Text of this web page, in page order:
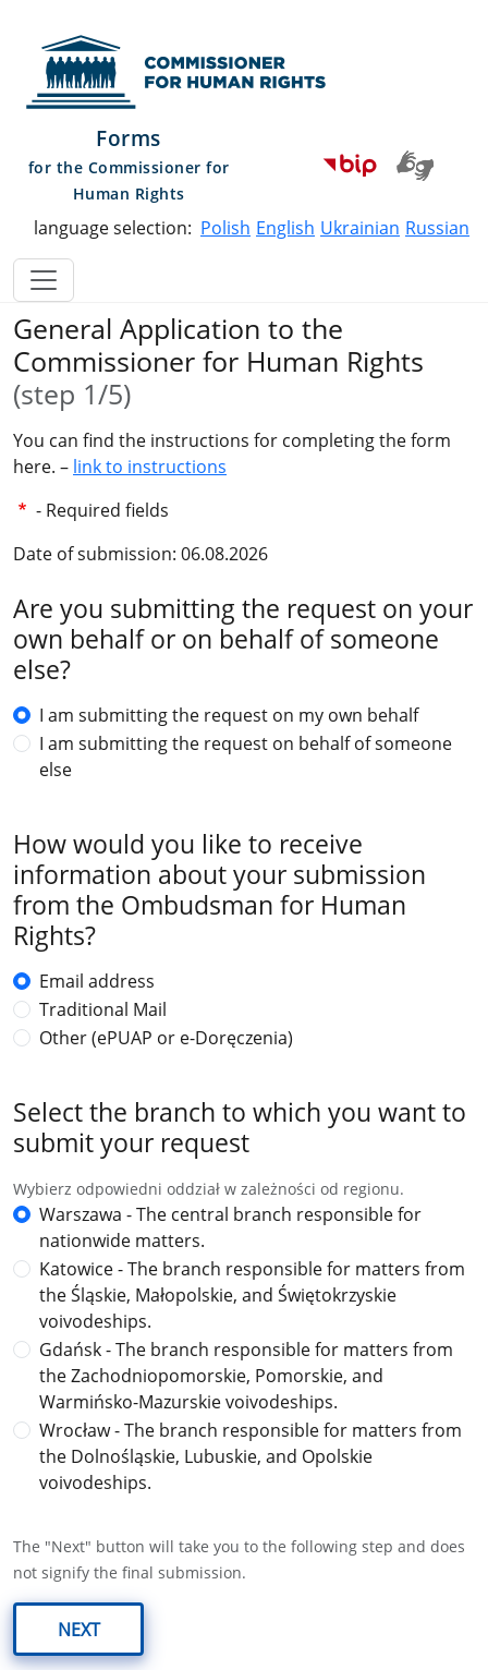
Commissioner for Human
Forms
for the Commissioner for
Human Rights
language selection: Polish English Ukrainian Russian
General Application to the
Commissioner for Human Rights
(step 1/5)
You can find the instructions for completing the form
here. – link to instructions
- Required fields
Date of submission: 06.08.2026
Are you submitting the request on your
own behalf or on behalf of someone
else?
I am submitting the request on my own behalf
I am submitting the request on behalf of someone
else
How would you like to receive
information about your submission
from the Ombudsman for Human
Rights?
Email address
Traditional Mail
Other (ePUAP or e-Doręczenia)
Select the branch to which you want to
submit your request
Wybierz odpowiedni oddział w zależności od regionu.
Warszawa - The central branch responsible for
nationwide matters.
Katowice - The branch responsible for matters from
the Śląskie, Małopolskie, and Świętokrzyskie
voivodeships.
Gdańsk - The branch responsible for matters from
the Zachodniopomorskie, Pomorskie, and
Warmińsko-Mazurskie voivodeships.
Wrocław - The branch responsible for matters from
the Dolnośląskie, Lubuskie, and Opolskie
voivodeships.
The "Next" button will take you to the following step and does
not signify the final submission.
NEXT